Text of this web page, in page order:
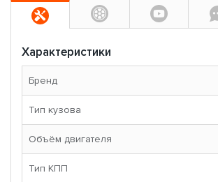
Характеристики
Бренд
Тип кузова
Объём двигателя
Тип КПП